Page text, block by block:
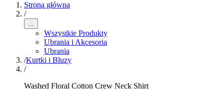
Strona główna
/
...
Wszystkie Produkty
Ubrania i Akcesoria
Ubrania
/Kurtki i Bluzy
/
Washed Floral Cotton Crew Neck Shirt